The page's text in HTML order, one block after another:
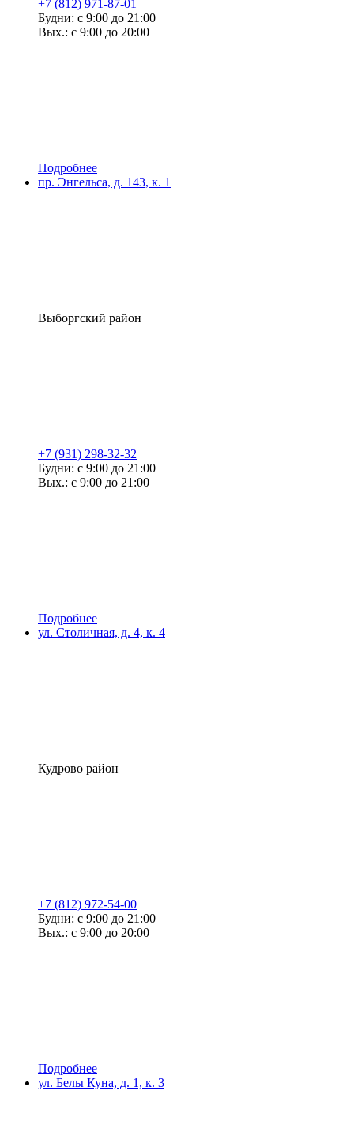
+7 (812) 971-87-01
Будни: с 9:00 до 21:00
Вых.: с 9:00 до 20:00
Подробнее
пр. Энгельса, д. 143, к. 1
Выборгский район
+7 (931) 298-32-32
Будни: с 9:00 до 21:00
Вых.: с 9:00 до 21:00
Подробнее
ул. Столичная, д. 4, к. 4
Кудрово район
+7 (812) 972-54-00
Будни: с 9:00 до 21:00
Вых.: с 9:00 до 20:00
Подробнее
ул. Белы Куна, д. 1, к. 3